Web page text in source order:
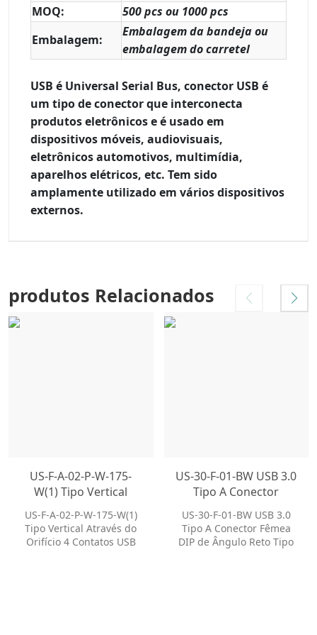
MOQ:
500 pcs ou 1000 pcs
Embalagem:
Embalagem da bandeja ou
embalagem do carretel
USB é Universal Serial Bus, conector USB é
um tipo de conector que interconecta
produtos eletrônicos e é usado em
dispositivos móveis, audiovisuais,
eletrônicos automotivos, multimídia,
aparelhos elétricos, etc. Tem sido
amplamente utilizado em vários dispositivos
externos.
produtos Relacionados
US-F-A-02-P-W-175-
W(1) Tipo Vertical
Contatos USB Tipo A
Conector de
US-F-A-02-P-W-175-W(1)
Tipo Vertical Através do
Orifício 4 Contatos USB
US-30-F-01-BW USB 3.0
Tipo A Conector
Reto Tipo USB 3.0
Conector USB Fêmea
US-30-F-01-BW USB 3.0
Tipo A Conector Fêmea
DIP de Ângulo Reto Tipo